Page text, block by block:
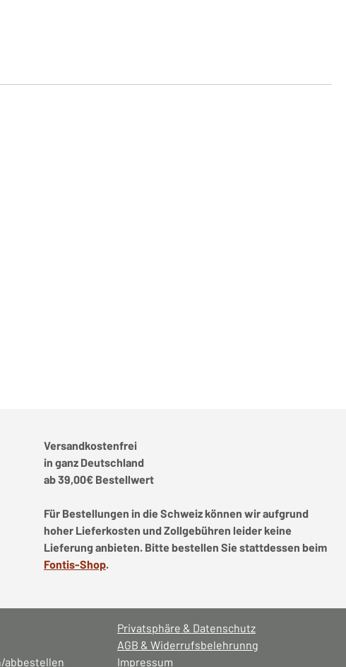
Versandkostenfrei
in ganz Deutschland
ab 39,00€ Bestellwert
Für Bestellungen in die Schweiz können wir aufgrund
hoher Lieferkosten und Zollgebühren leider keine
Lieferung anbieten. Bitte bestellen Sie stattdessen beim
Fontis-Shop.
abbestellen
Privatsphäre & Datenschutz
AGB & Widerrufsbelehrunng
Impressum